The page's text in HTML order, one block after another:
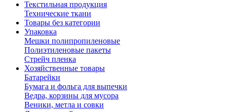
Текстильная продукция
Технические ткани
Товары без категории
Упаковка
Мешки полипропиленовые
Полиэтиленовые пакеты
Стрейч пленка
Хозяйственные товары
Батарейки
Бумага и фольга для выпечки
Ведра, корзины для мусора
Веники, метла и совки